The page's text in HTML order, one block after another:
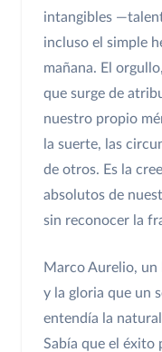
intangibles
incluso el simple
mañana. El
que surge de
nuestro propio
la suerte, las
de otros. Es la
absolutos de
sin reconocer la
Marco Aurelio,
y la gloria que un
entendía la
Sabía que el éxito